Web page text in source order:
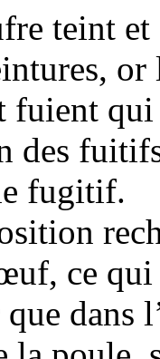
teint
or
fuient
des
fugitif.
ce
dans